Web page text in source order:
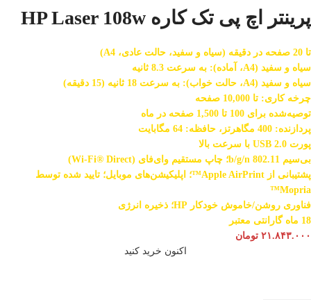
پرینتر اچ پی تک کاره HP Laser 108w
تا 20 صفحه در دقیقه (سیاه و سفید، حالت عادی، A4)
سیاه و سفید (A4، آماده): به سرعت 8.3 ثانیه
سیاه و سفید (A4، حالت خواب): به سرعت 18 ثانیه (15 دقیقه)
چرخه کاری: تا 10,000 صفحه
توصیه‌شده برای 100 تا 1,500 صفحه در ماه
پردازنده: 400 مگاهرتز، حافظه: 64 مگابایت
پورت USB 2.0 با سرعت بالا
بی‌سیم 802.11 b/g/n؛ چاپ مستقیم وای‌فای (Wi-Fi® Direct)
پشتیبانی از Apple AirPrint™؛ اپلیکیشن‌های موبایل؛ تایید شده توسط
Mopria™
فناوری روشن/خاموش خودکار HP؛ ذخیره انرژی
18 ماه گارانتی معتبر
۲۱.۸۴۳.۰۰۰ تومان
اکنون خرید کنید